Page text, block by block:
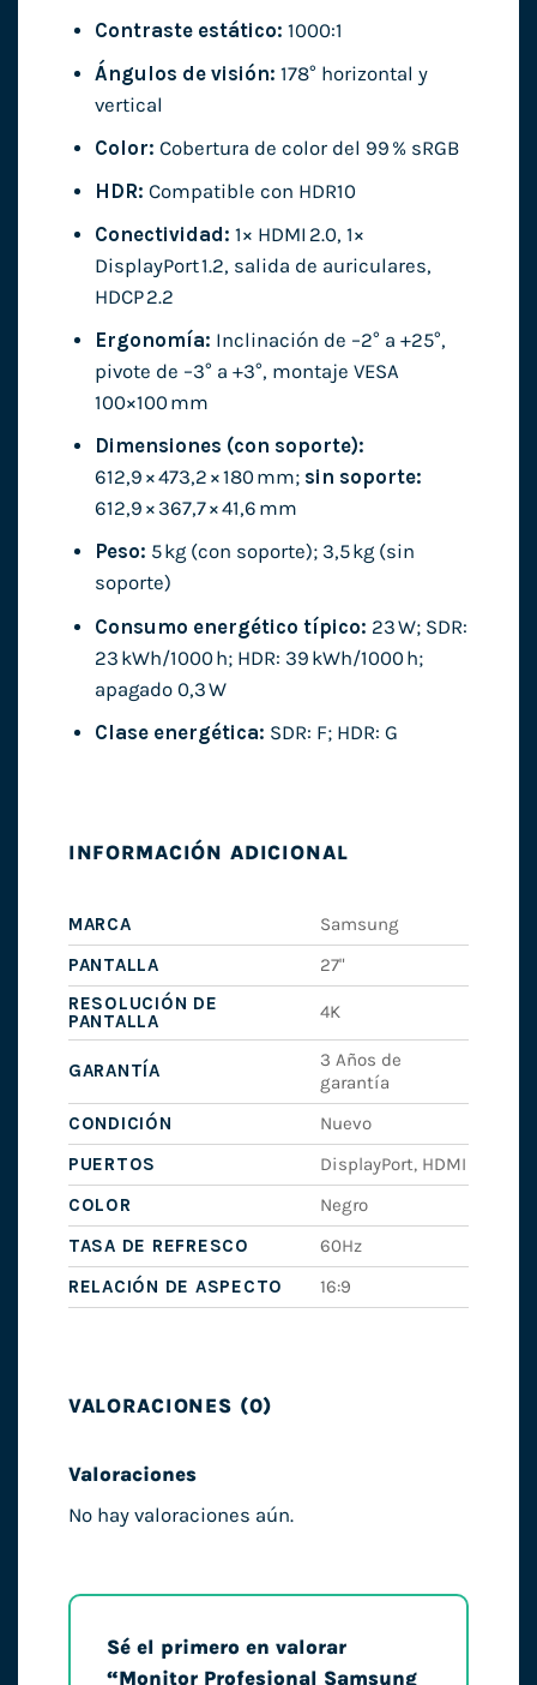
Contraste estático: 1000:1
Ángulos de visión: 178° horizontal y
vertical
Color: Cobertura de color del 99 % sRGB
HDR: Compatible con HDR10
Conectividad: 1× HDMI 2.0, 1×
DisplayPort 1.2, salida de auriculares,
HDCP 2.2
Ergonomía: Inclinación de –2° a +25°,
pivote de –3° a +3°, montaje VESA
100×100 mm
Dimensiones (con soporte):
612,9 × 473,2 × 180 mm; sin soporte:
612,9 × 367,7 × 41,6 mm
Peso: 5 kg (con soporte); 3,5 kg (sin
soporte)
Consumo energético típico: 23 W; SDR:
23 kWh/1000 h; HDR: 39 kWh/1000 h;
apagado 0,3 W
Clase energética: SDR: F; HDR: G
INFORMACIÓN ADICIONAL
MARCA
Samsung
PANTALLA
27"
RESOLUCIÓN DE
PANTALLA
4K
GARANTÍA
3 Años de
garantía
CONDICIÓN
Nuevo
PUERTOS
DisplayPort, HDMI
COLOR
Negro
TASA DE REFRESCO
60Hz
RELACIÓN DE ASPECTO
16:9
VALORACIONES (0)
Valoraciones
No hay valoraciones aún.
Sé el primero en valorar
“Monitor Profesional Samsung